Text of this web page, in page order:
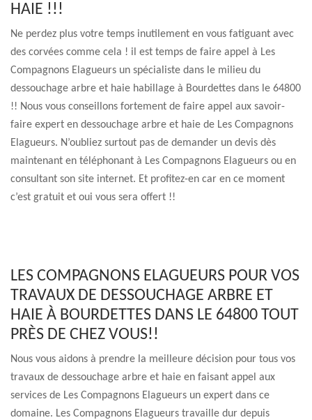
HAIE !!!
Ne perdez plus votre temps inutilement en vous fatiguant avec
des corvées comme cela ! il est temps de faire appel à Les
Compagnons Elagueurs un spécialiste dans le milieu du
dessouchage arbre et haie habillage à Bourdettes dans le 64800
!! Nous vous conseillons fortement de faire appel aux savoir-
faire expert en dessouchage arbre et haie de Les Compagnons
Elagueurs. N’oubliez surtout pas de demander un devis dès
maintenant en téléphonant à Les Compagnons Elagueurs ou en
consultant son site internet. Et profitez-en car en ce moment
c’est gratuit et oui vous sera offert !!
LES COMPAGNONS ELAGUEURS POUR VOS
TRAVAUX DE DESSOUCHAGE ARBRE ET
HAIE À BOURDETTES DANS LE 64800 TOUT
PRÈS DE CHEZ VOUS!!
Nous vous aidons à prendre la meilleure décision pour tous vos
travaux de dessouchage arbre et haie en faisant appel aux
services de Les Compagnons Elagueurs un expert dans ce
domaine. Les Compagnons Elagueurs travaille dur depuis